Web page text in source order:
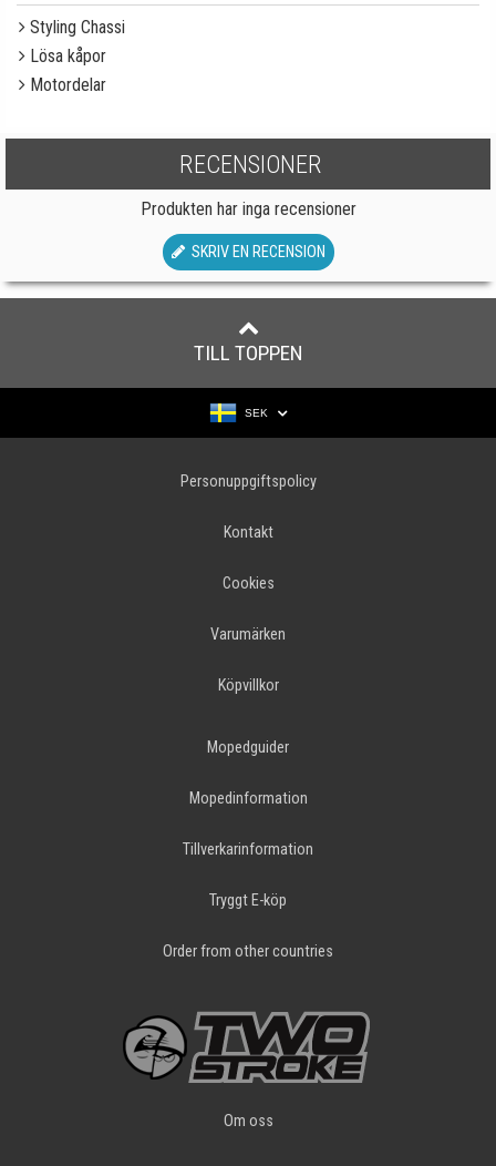
Styling Chassi
Lösa kåpor
Motordelar
RECENSIONER
Produkten har inga recensioner
SKRIV EN RECENSION
TILL TOPPEN
SEK
Personuppgiftspolicy
Kontakt
Cookies
Varumärken
Köpvillkor
Mopedguider
Mopedinformation
Tillverkarinformation
Tryggt E-köp
Order from other countries
Om oss